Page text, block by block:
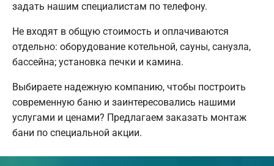
задать нашим специалистам по телефону.
Не входят в общую стоимость и оплачиваются
отдельно: оборудование котельной, сауны, санузла,
бассейна; установка печки и камина.
Выбираете надежную компанию, чтобы построить
современную баню и заинтересовались нашими
услугами и ценами? Предлагаем заказать монтаж
бани по специальной акции.